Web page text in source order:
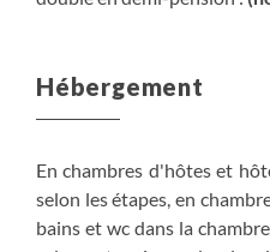
Hébergement
En chambres d'hôtes et
selon les étapes, en
bains et wc dans la